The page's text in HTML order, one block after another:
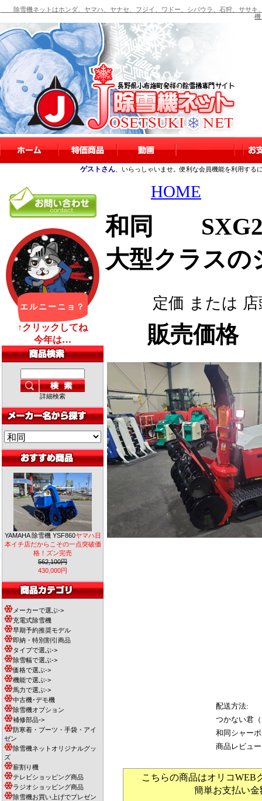
除雪機ネットはホンダ、ヤマハ、ヤナセ、フジイ、ワドー、シバウラ、石狩、ササキ
機
ゲストさん 、いらっしゃいませ。便利な会員機能を利用する
詳細検索
YAMAHA 除雪機 YSF860ヤマハ日
本イチ店だからこその一点突破価
格！ズン完売
562,100円
430,000円
メーカーで選ぶ->
充電式除雪機
早期予約推奨モデル
即納・特別割引商品
タイプで選ぶ->
除雪幅で選ぶ->
価格で選ぶ->
機能で選ぶ->
馬力で選ぶ->
中古機･デモ機
除雪機オプション
補修部品->
防寒着・ブーツ・手袋・アイ
ゼン
除雪機ネットオリジナルグッ
ズ
薪割り機
テレビショッピング商品
ラジオショッピング商品
除雪機お買い上げでプレゼン
HOME
和同
大型クラスの
定価 または
販売価格
配送方法:
つかない君
和同シャー
商品レビュ
こちらの商品はオリコWEB
簡単お支払い